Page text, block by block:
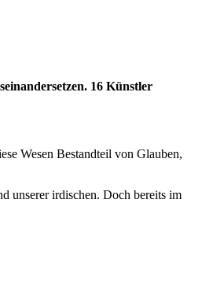
16 Künstler
Wesen Bestandteil von Glauben,
unserer irdischen. Doch bereits im